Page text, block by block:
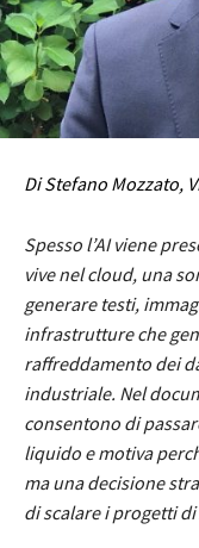
Di Stefano Mozzato,
Spesso l’AI viene
vive nel cloud, una
generare testi,
infrastrutture che
raffreddamento dei
industriale. Nel
consentono di
liquido e motiva
ma una decisione
di scalare i progetti di